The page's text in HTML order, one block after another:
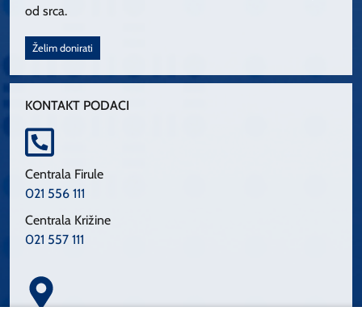
od srca.
Želim donirati
KONTAKT PODACI
Centrala Firule
021 556 111
Centrala Križine
021 557 111